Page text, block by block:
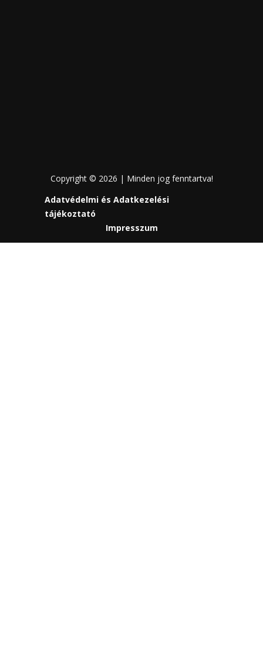
Copyright © 2026 | Minden jog fenntartva!
Adatvédelmi és Adatkezelési
tájékoztató
Impresszum